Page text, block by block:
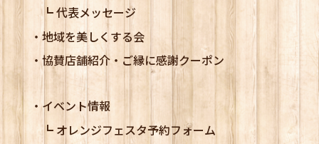
代表メッセージ
地域を美しくする会
協賛店舗紹介・ご縁に感謝クーポン
イベント情報
オレンジフェスタ予約フォーム